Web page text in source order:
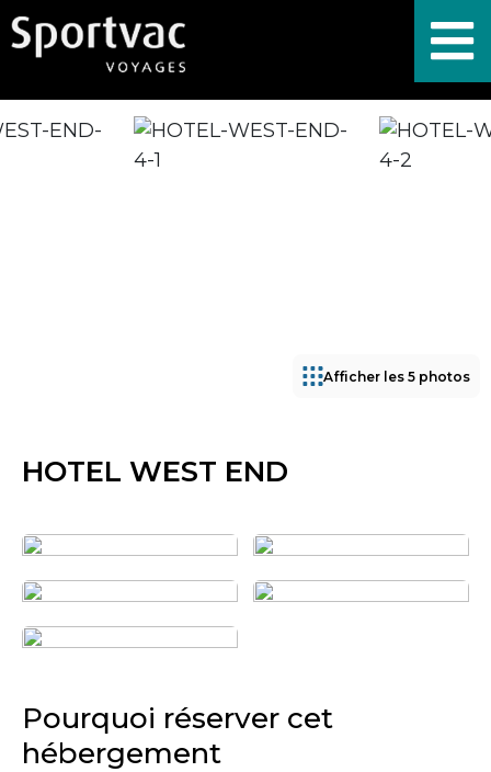
Afficher les 5 photos
HOTEL WEST END
Pourquoi réserver cet
hébergement